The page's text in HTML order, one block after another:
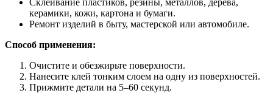
керамики, кожи, картона и бумаги.
Ремонт изделий в быту, мастерской или автомобиле.
Способ применения:
Очистите и обезжирьте поверхности.
Нанесите клей тонким слоем на одну из поверхностей.
Прижмите детали на 5–60 секунд.